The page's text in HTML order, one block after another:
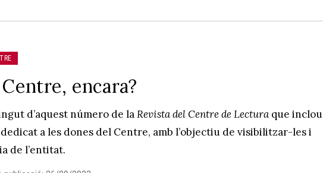
encara?
d’aquest número de laRevista del Centre de Lectura que inclou
a les dones del Centre, amb l’objectiu de visibilitzar-les i
de l’entitat.